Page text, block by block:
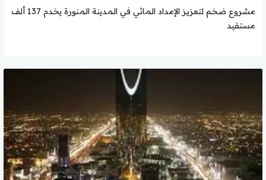
مشروع ضخم لتعزيز الإمداد المائي في المدينة المنورة يخدم 137 ألف
مستفيد